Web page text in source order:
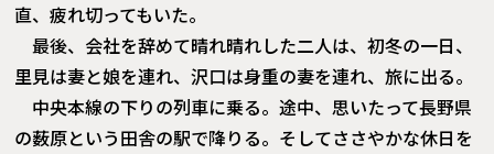
直、疲れ切ってもいた。
最後、会社を辞めて晴れ晴れした二人は、初冬の一日、
里見は妻と娘を連れ、沢口は身重の妻を連れ、旅に出る。
中央本線の下りの列車に乗る。途中、思いたって長野県
の薮原という田舎の駅で降りる。そしてささやかな休日を